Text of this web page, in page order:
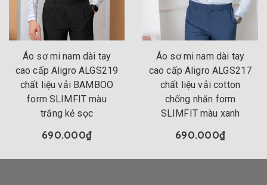
Áo sơ mi nam dài tay
cao cấp Aligro ALGS219
chất liệu vải BAMBOO
form SLIMFIT màu
trắng kẻ sọc
690.000₫
Áo sơ mi nam dài tay
cao cấp Aligro ALGS217
chất liệu vải cotton
chống nhăn form
SLIMFIT màu xanh
690.000₫